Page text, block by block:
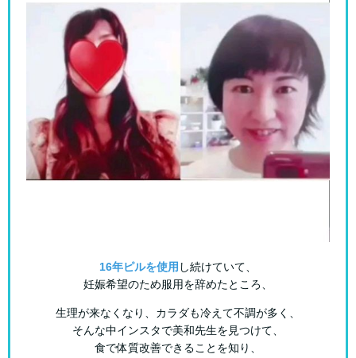
16年ピルを使用 し続けていて、
妊娠希望のため服用を辞めたところ、
生理が来なくなり、カラダも冷えて不調が多く、
そんな中インスタで美和先生を見つけて、
食で体質改善できることを知り、